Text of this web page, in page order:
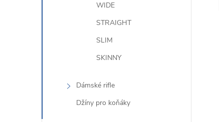
WIDE
STRAIGHT
SLIM
SKINNY
Dámské rifle
Džíny pro koňáky